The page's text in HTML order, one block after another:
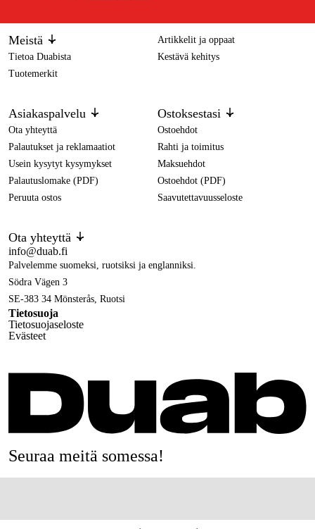
Meistä
Tietoa Duabista
Tuotemerkit
Artikkelit ja oppaat
Kestävä kehitys
Asiakaspalvelu
Ota yhteyttä
Palautukset ja reklamaatiot
Usein kysytyt kysymykset
Palautuslomake (PDF)
Peruuta ostos
Ostoksestasi
Ostoehdot
Rahti ja toimitus
Maksuehdot
Ostoehdot (PDF)
Saavutettavuusseloste
Ota yhteyttä
info@duab.fi
Palvelemme suomeksi, ruotsiksi ja englanniksi.
Södra Vägen 3
SE-383 34 Mönsterås, Ruotsi
Tietosuoja
Tietosuojaseloste
Evästeet
Seuraa meitä somessa!